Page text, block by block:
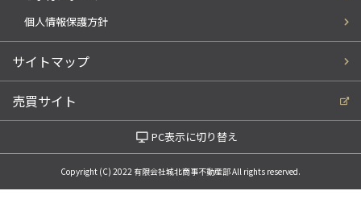
個人情報保護方針
サイトマップ
売買サイト
PC表示に切り替え
Copyright (C) 2022 有限会社城北商事不動産部 All rights reserved.